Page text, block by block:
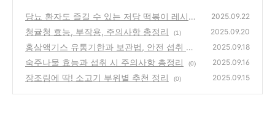
당뇨 환자도 즐길 수 있는 저당 떡볶이 레시피
와 대체 메뉴
(0)
2025.09.22
청귤청 효능, 부작용, 주의사항 총정리 (1) 2025.09.20
홍삼액기스 유통기한과 보관법, 안전 섭취 가
이드
(0)
2025.09.18
숙주나물 효능과 섭취 시 주의사항 총정리 (0) 2025.09.16
장조림에 딱! 소고기 부위별 추천 정리 (0) 2025.09.15